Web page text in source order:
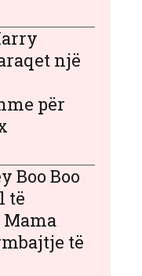
një
për
Boo Boo
të
të